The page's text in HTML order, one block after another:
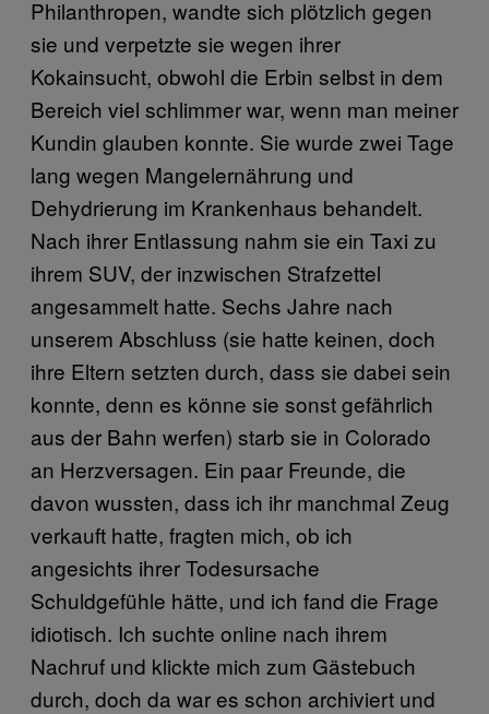
Philanthropen, wandte sich plötzlich gegen
sie und verpetzte sie wegen ihrer
Kokainsucht, obwohl die Erbin selbst in dem
Bereich viel schlimmer war, wenn man meiner
Kundin glauben konnte. Sie wurde zwei Tage
lang wegen Mangelernährung und
Dehydrierung im Krankenhaus behandelt.
Nach ihrer Entlassung nahm sie ein Taxi zu
ihrem SUV, der inzwischen Strafzettel
angesammelt hatte. Sechs Jahre nach
unserem Abschluss (sie hatte keinen, doch
ihre Eltern setzten durch, dass sie dabei sein
konnte, denn es könne sie sonst gefährlich
aus der Bahn werfen) starb sie in Colorado
an Herzversagen. Ein paar Freunde, die
davon wussten, dass ich ihr manchmal Zeug
verkauft hatte, fragten mich, ob ich
angesichts ihrer Todesursache
Schuldgefühle hätte, und ich fand die Frage
idiotisch. Ich suchte online nach ihrem
Nachruf und klickte mich zum Gästebuch
durch, doch da war es schon archiviert und